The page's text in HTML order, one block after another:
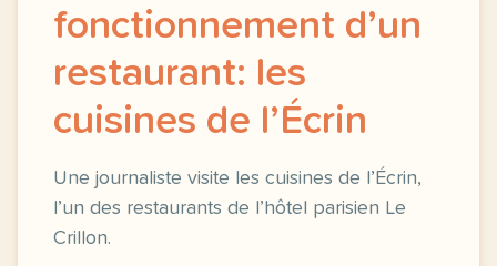
fonctionnement d’un
restaurant: les
cuisines de l’Écrin
Une journaliste visite les cuisines de l’Écrin,
l’un des restaurants de l’hôtel parisien Le
Crillon.